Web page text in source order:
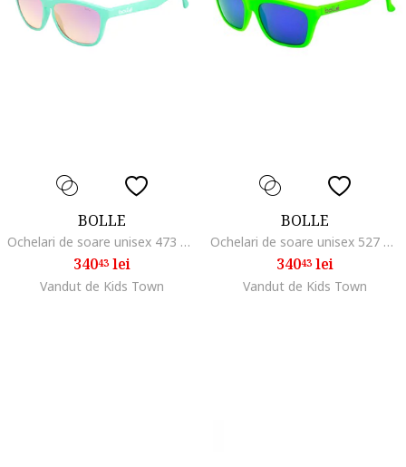
BOLLE
Ochelari de soare unisex 473 12486, 54mm
34043lei
Vandut de Kids Town
BOLLE
Ochelari de soare unisex 527 12491 54mm
34043lei
Vandut de Kids Town